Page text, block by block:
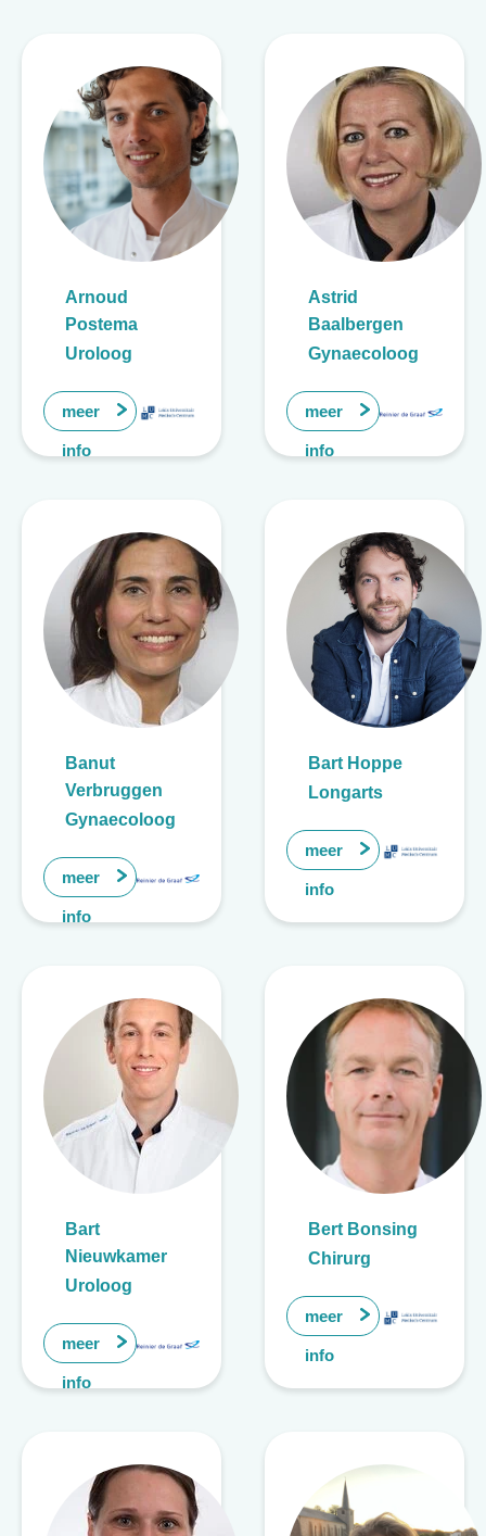
Arnoud
Postema
Uroloog
meer
info
Astrid
Baalbergen
Gynaecoloog
meer
info
Banut
Verbruggen
Gynaecoloog
meer
info
Bart Hoppe
Longarts
meer
info
Bart
Nieuwkamer
Uroloog
meer
info
Bert Bonsing
Chirurg
meer
info